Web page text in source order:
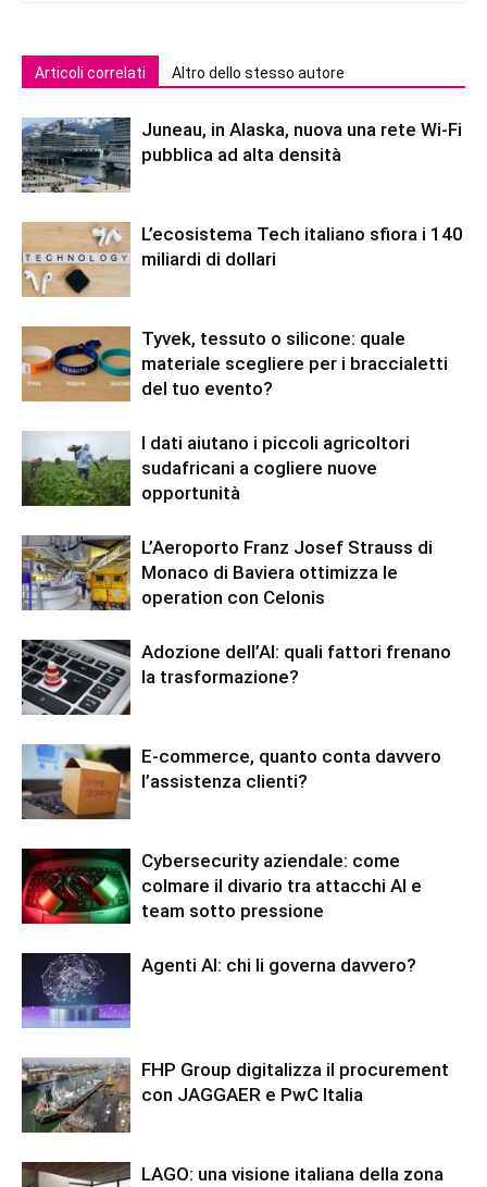
Articoli correlati Altro dello stesso autore
Juneau, in Alaska, nuova una rete Wi-Fi
pubblica ad alta densità
L’ecosistema Tech italiano sfiora i 140
miliardi di dollari
Tyvek, tessuto o silicone: quale
materiale scegliere per i braccialetti
del tuo evento?
I dati aiutano i piccoli agricoltori
sudafricani a cogliere nuove
opportunità
L’Aeroporto Franz Josef Strauss di
Monaco di Baviera ottimizza le
operation con Celonis
Adozione dell’AI: quali fattori frenano
la trasformazione?
E-commerce, quanto conta davvero
l’assistenza clienti?
Cybersecurity aziendale: come
colmare il divario tra attacchi AI e
team sotto pressione
Agenti AI: chi li governa davvero?
FHP Group digitalizza il procurement
con JAGGAER e PwC Italia
LAGO: una visione italiana della zona